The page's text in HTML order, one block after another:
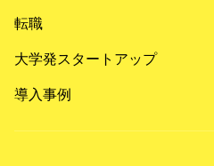
転職
大学発スタートアップ
導入事例